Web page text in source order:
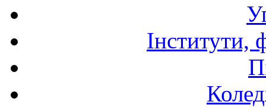
Інститути,